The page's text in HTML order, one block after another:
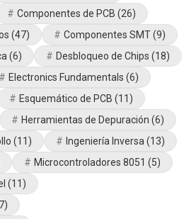
Componentes de PCB (26)
(47) Componentes SMT(9)
(6) Desbloqueo de Chips (18)
Electronics Fundamentals (6)
Esquemático de PCB (11)
Herramientas de Depuración (6)
(11) Ingeniería Inversa (13)
Microcontroladores 8051 (5)
(11)